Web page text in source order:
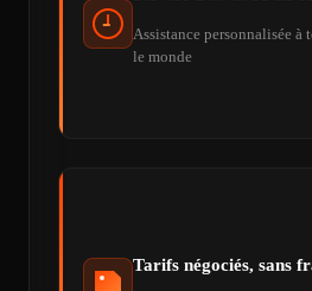
Assistance personnalisée à
le monde
Tarifs négociés, sans